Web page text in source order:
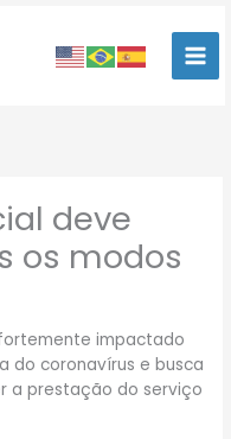
deve
os modos
impactado
do coronavírus e busca
a prestação do serviço